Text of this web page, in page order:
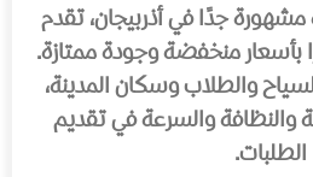
جدًا في أذربيجان، تقدم
بأسعار منخفضة وجودة ممتازة.
والطلاب وسكان المدينة،
والنظافة والسرعة في تقديم
الطلبات.